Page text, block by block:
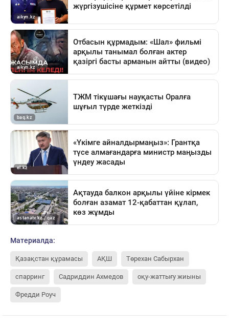
Материалда:
Қазақстан құрамасы АҚШ Төрехан Сабырхан
спарринг Садриддин Ахмедов оқу-жаттығу жиыны
Фредди Роуч